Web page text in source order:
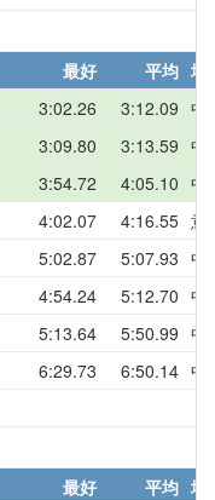
最好 平均 地
3:02.26 3:12.09 中
3:09.80 3:13.59 中
3:54.72 4:05.10 中
4:02.07 4:16.55 意
5:02.87 5:07.93 中
4:54.24 5:12.70 中
5:13.64 5:50.99 中
6:29.73 6:50.14 中
最好 平均 地